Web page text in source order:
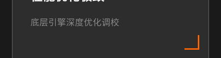
底层引擎深度优化调校